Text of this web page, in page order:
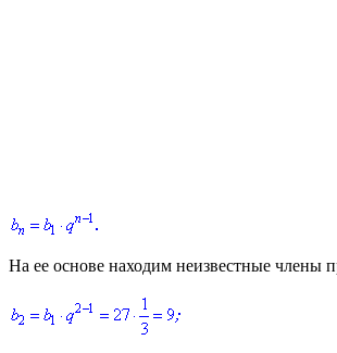
На ее основе находим неизвестные члены